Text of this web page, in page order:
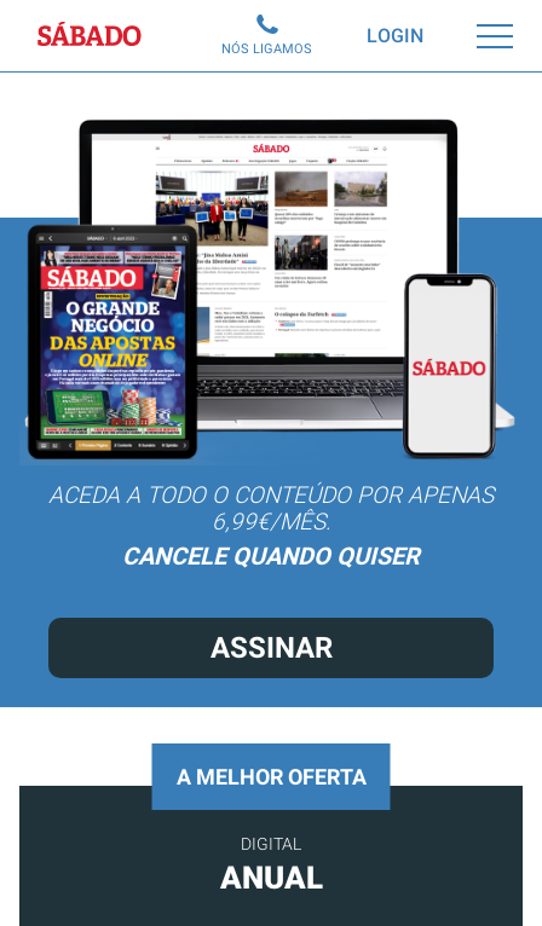
Sábado LOGIN
NÓS LIGAMOS
ACEDA A TODO O CONTEÚDO POR APENAS
6,99€/MÊS.
CANCELE QUANDO QUISER
ASSINAR
A MELHOR OFERTA
DIGITAL
ANUAL